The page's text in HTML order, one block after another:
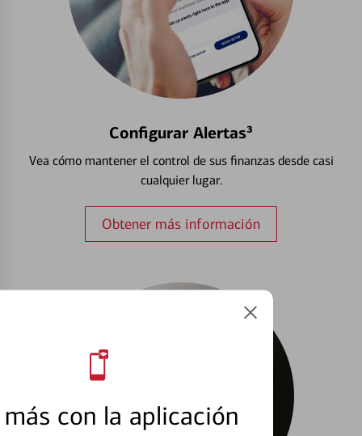
con la aplicación
Configurar Alertas³
Vea cómo mantener el control de sus finanzas desde casi
cualquier lugar.
Obtener más información